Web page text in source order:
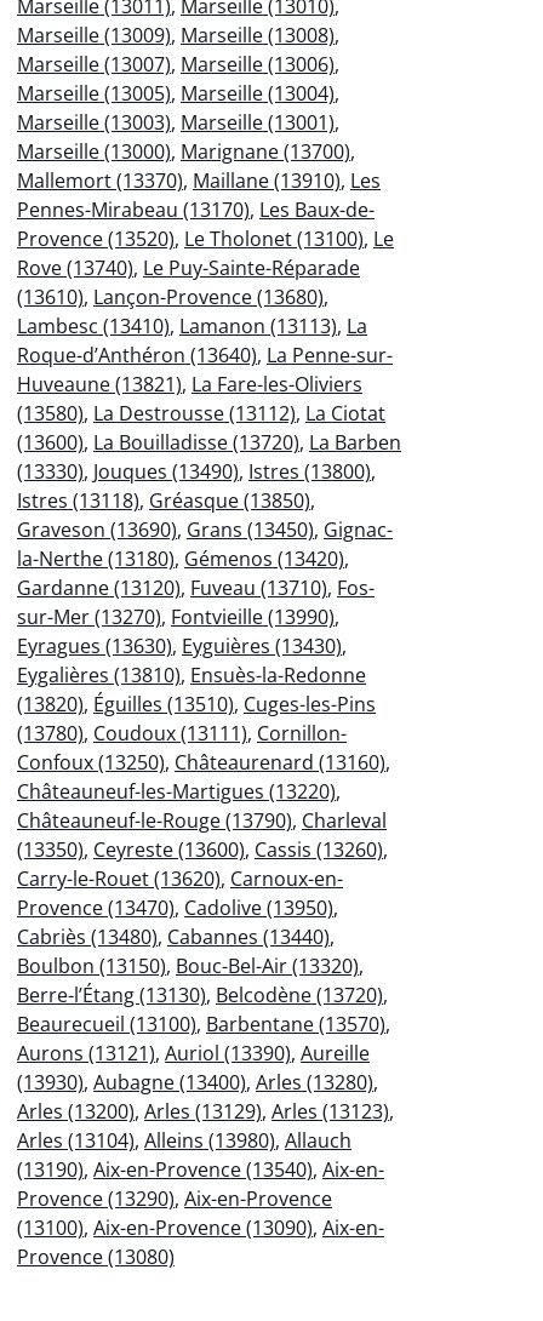
Marseille (13011), Marseille (13010),
Marseille (13009), Marseille (13008),
Marseille (13007), Marseille (13006),
Marseille (13005), Marseille (13004),
Marseille (13003), Marseille (13001),
Marseille (13000), Marignane (13700),
Mallemort (13370), Maillane (13910), Les
Pennes-Mirabeau (13170), Les Baux-de-
Provence (13520), Le Tholonet (13100), Le
Rove (13740), Le Puy-Sainte-Réparade
(13610), Lançon-Provence (13680),
Lambesc (13410), Lamanon (13113), La
Roque-d’Anthéron (13640), La Penne-sur-
Huveaune (13821), La Fare-les-Oliviers
(13580), La Destrousse (13112), La Ciotat
(13600), La Bouilladisse (13720), La Barben
(13330), Jouques (13490), Istres (13800),
Istres (13118), Gréasque (13850),
Graveson (13690), Grans (13450), Gignac-
la-Nerthe (13180), Gémenos (13420),
Gardanne (13120), Fuveau (13710), Fos-
sur-Mer (13270), Fontvieille (13990),
Eyragues (13630), Eyguières (13430),
Eygalières (13810), Ensuès-la-Redonne
(13820), Éguilles (13510), Cuges-les-Pins
(13780), Coudoux (13111), Cornillon-
Confoux (13250), Châteaurenard (13160),
Châteauneuf-les-Martigues (13220),
Châteauneuf-le-Rouge (13790), Charleval
(13350), Ceyreste (13600), Cassis (13260),
Carry-le-Rouet (13620), Carnoux-en-
Provence (13470), Cadolive (13950),
Cabriès (13480), Cabannes (13440),
Boulbon (13150), Bouc-Bel-Air (13320),
Berre-l’Étang (13130), Belcodène (13720),
Beaurecueil (13100), Barbentane (13570),
Aurons (13121), Auriol (13390), Aureille
(13930), Aubagne (13400), Arles (13280),
Arles (13200), Arles (13129), Arles (13123),
Arles (13104), Alleins (13980), Allauch
(13190), Aix-en-Provence (13540), Aix-en-
Provence (13290), Aix-en-Provence
(13100), Aix-en-Provence (13090), Aix-en-
Provence (13080)